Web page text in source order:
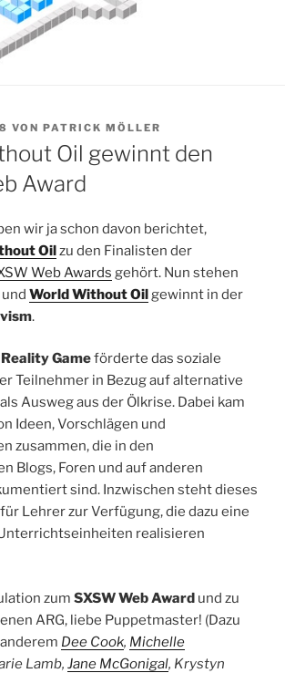
VON PATRICK MÖLLER
Oil gewinnt den
Award
wir ja schon davon berichtet,
Oilzu den Finalisten der
Web Awards gehört. Nun stehen
World Without Oilgewinnt in der
.
Gameförderte das soziale
Teilnehmer in Bezug auf alternative
Ausweg aus der Ölkrise. Dabei kam
Ideen, Vorschlägen und
zusammen, die in den
Blogs, Foren und auf anderen
sind. Inzwischen steht dieses
Lehrer zur Verfügung, die dazu eine
realisieren
zum SXSW Web Award und zu
ARG, liebe Puppetmaster! (Dazu
Dee Cook, Michelle
Lamb, Jane McGonigal, Krystyn